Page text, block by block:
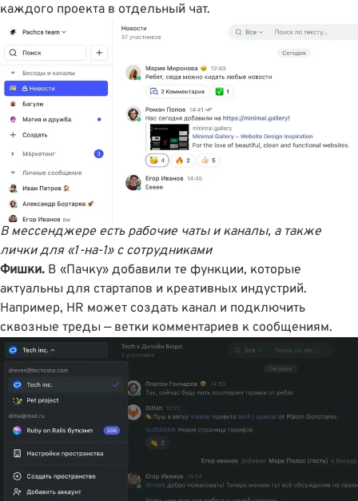
каждого проекта в отдельный чат.
В мессенджере есть рабочие чаты и каналы, а также
лички для «1-на-1» с сотрудниками
Фишки. В «Пачку» добавили те функции, которые
актуальны для стартапов и креативных индустрий.
Например, HR может создать канал и подключить
сквозные треды — ветки комментариев к сообщениям.